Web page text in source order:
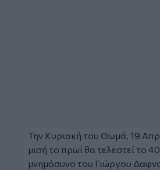
Την Κυριακή του Θωμά, 19
μισή το πρωί θα τελεστεί το
μνημόσυνο του Γιώργου